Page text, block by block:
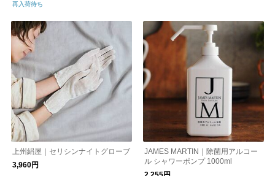
再入荷待ち
上州絹屋｜セリシンナイトグローブ
3,960円
JAMES MARTIN｜除菌用アルコー
ル シャワーポンプ 1000ml